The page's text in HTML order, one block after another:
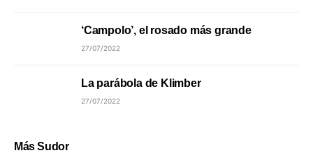
‘Campolo’, el rosado más grande
27/07/2022
La parábola de Klimber
27/07/2022
Más Sudor